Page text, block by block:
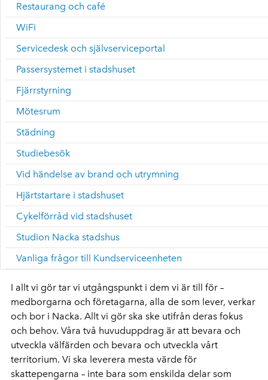
Restaurang och café
WiFi
Servicedesk och självserviceportal
Passersystemet i stadshuset
Fjärrstyrning
Mötesrum
Städning
Studiebesök
Vid händelse av brand och utrymning
Hjärtstartare i stadshuset
Cykelförråd vid stadshuset
Studion Nacka stadshus
Vanliga frågor till Kundserviceenheten
I allt vi gör tar vi utgångspunkt i dem vi är till för –
medborgarna och företagarna, alla de som lever, verkar
och bor i Nacka. Allt vi gör ska ske utifrån deras fokus
och behov. Våra två huvuduppdrag är att bevara och
utveckla välfärden och bevara och utveckla vårt
territorium. Vi ska leverera mesta värde för
skattepengarna – inte bara som enskilda delar som